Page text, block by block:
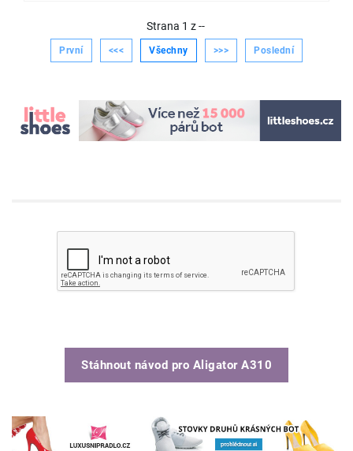
Strana 1 z--
První <<< Všechny >>> Poslední
Stáhnout návod pro Aligator A310